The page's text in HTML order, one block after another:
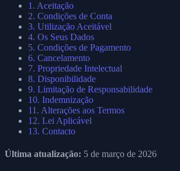
1. Aceitação
2. Condições de Conta
3. Utilização Aceitável
4. Os Seus Dados
5. Condições de Pagamento
6. Cancelamento
7. Propriedade Intelectual
8. Disponibilidade
9. Limitação de Responsabilidade
10. Indemnização
11. Alterações aos Termos
12. Lei Aplicável
13. Contacto
Última atualização: 5 de março de 2026